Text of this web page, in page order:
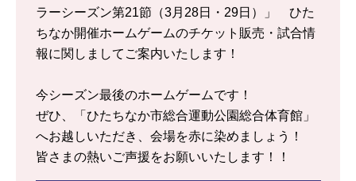
ラーシーズン第21節（3月28日・29日）」 ひた
ちなか開催ホームゲームのチケット販売・試合情
報に関しましてご案内いたします！
今シーズン最後のホームゲームです！
ぜひ、「ひたちなか市総合運動公園総合体育館」
へお越しいただき、会場を赤に染めましょう！
皆さまの熱いご声援をお願いいたします！！